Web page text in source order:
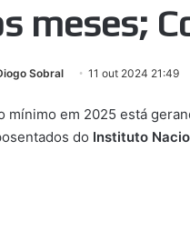
meses;
Sobral 11 out 2024 21:49
mínimo em 2025 está
do Instituto